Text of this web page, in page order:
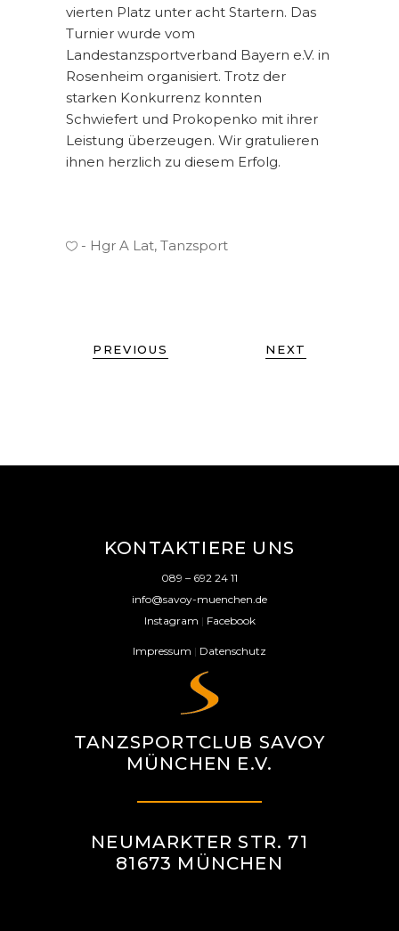
vierten Platz unter acht Startern. Das
Turnier wurde vom
Landestanzsportverband Bayern e.V. in
Rosenheim organisiert. Trotz der
starken Konkurrenz konnten
Schwiefert und Prokopenko mit ihrer
Leistung überzeugen. Wir gratulieren
ihnen herzlich zu diesem Erfolg.
Hgr A Lat, Tanzsport
PREVIOUS NEXT
KONTAKTIERE UNS
089 – 692 24 11
info@savoy-muenchen.de
Instagram | Facebook
Impressum | Datenschutz
TANZSPORTCLUB SAVOY
MÜNCHEN E.V.
NEUMARKTER STR. 71
81673 MÜNCHEN